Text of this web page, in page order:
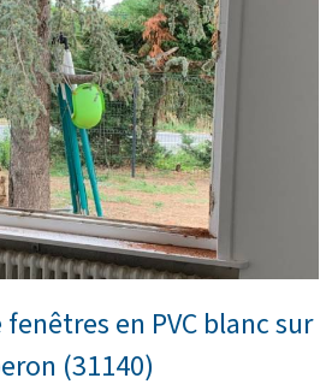
en PVC blanc sur
(31140)